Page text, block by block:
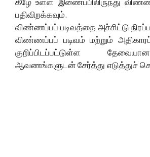
பதிவிறக்கவும்.
விண்ணப்பப் படிவத்தை அச்சிட்டு
விண்ணப்பப் படிவம் மற்றும்
குறிப்பிடப்பட்டுள்ள
ஆவணங்களுடன் சேர்த்து எடுத்துச்